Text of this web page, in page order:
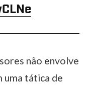
não envolve
uma tática de